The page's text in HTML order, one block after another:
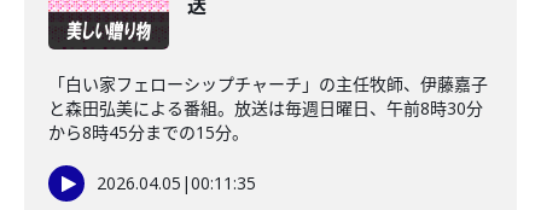
「白い家フェローシップチャーチ」の主任牧師、伊藤嘉子
と森田弘美による番組。放送は毎週日曜日、午前8時30分
から8時45分までの15分。
2026.04.05 |00:11:35